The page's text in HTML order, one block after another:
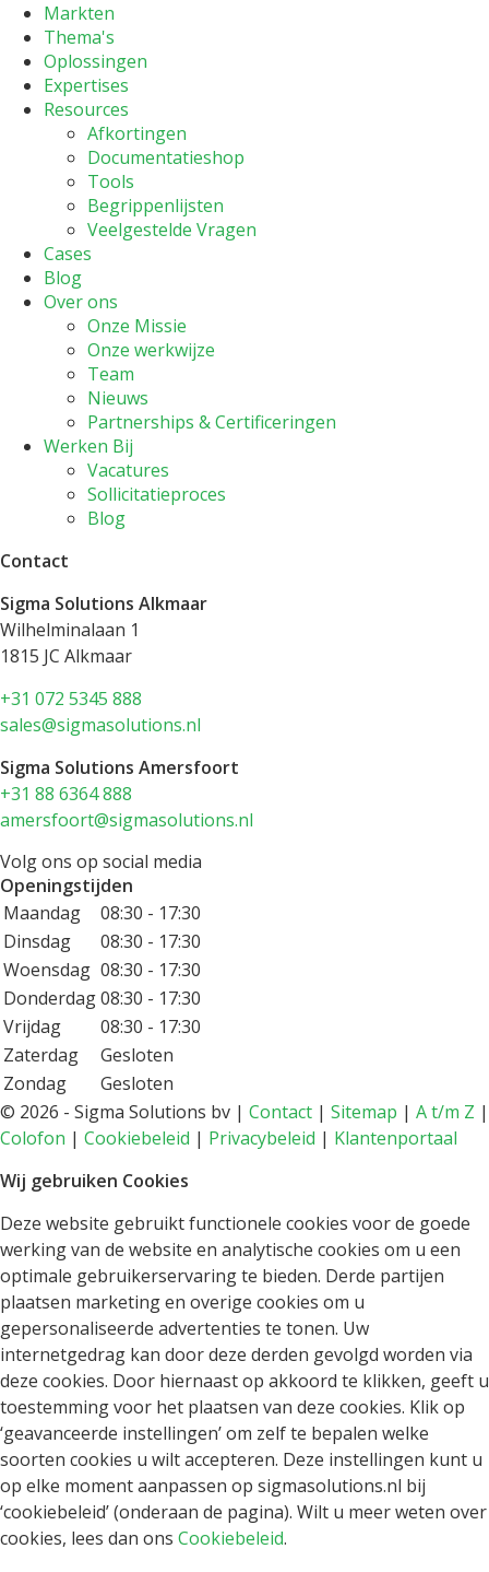
Markten
Thema's
Oplossingen
Expertises
Resources
Afkortingen
Documentatieshop
Tools
Begrippenlijsten
Veelgestelde Vragen
Cases
Blog
Over ons
Onze Missie
Onze werkwijze
Team
Nieuws
Partnerships & Certificeringen
Werken Bij
Vacatures
Sollicitatieproces
Blog
Contact
Sigma Solutions Alkmaar
Wilhelminalaan 1
1815 JC Alkmaar
+31 072 5345 888
sales@sigmasolutions.nl
Sigma Solutions Amersfoort
+31 88 6364 888
amersfoort@sigmasolutions.nl
Volg ons op social media
Openingstijden
Maandag
08:30 - 17:30
Dinsdag
08:30 - 17:30
Woensdag 08:30 - 17:30
Donderdag08:30 - 17:30
Vrijdag
08:30 - 17:30
Zaterdag
Gesloten
Zondag
Gesloten
© 2026 - Sigma Solutions bv | Contact | Sitemap | A t/m Z |
Colofon | Cookiebeleid | Privacybeleid | Klantenportaal
Wij gebruiken Cookies
Deze website gebruikt functionele cookies voor de goede
werking van de website en analytische cookies om u een
optimale gebruikerservaring te bieden. Derde partijen
plaatsen marketing en overige cookies om u
gepersonaliseerde advertenties te tonen. Uw
internetgedrag kan door deze derden gevolgd worden via
deze cookies. Door hiernaast op akkoord te klikken, geeft u
toestemming voor het plaatsen van deze cookies. Klik op
‘geavanceerde instellingen’ om zelf te bepalen welke
soorten cookies u wilt accepteren. Deze instellingen kunt u
op elke moment aanpassen op sigmasolutions.nl bij
‘cookiebeleid’ (onderaan de pagina). Wilt u meer weten over
cookies, lees dan ons Cookiebeleid.